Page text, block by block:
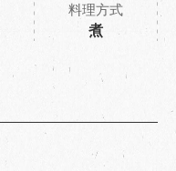
料理方式
煮